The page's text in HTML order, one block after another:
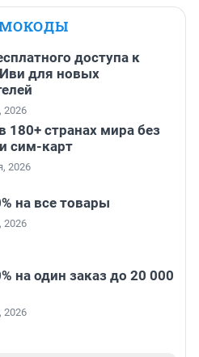
доступа к
для новых
2026
180+ странах мира без
сим-карт
2026
на все товары
2026
на один заказ до 20 000
2026